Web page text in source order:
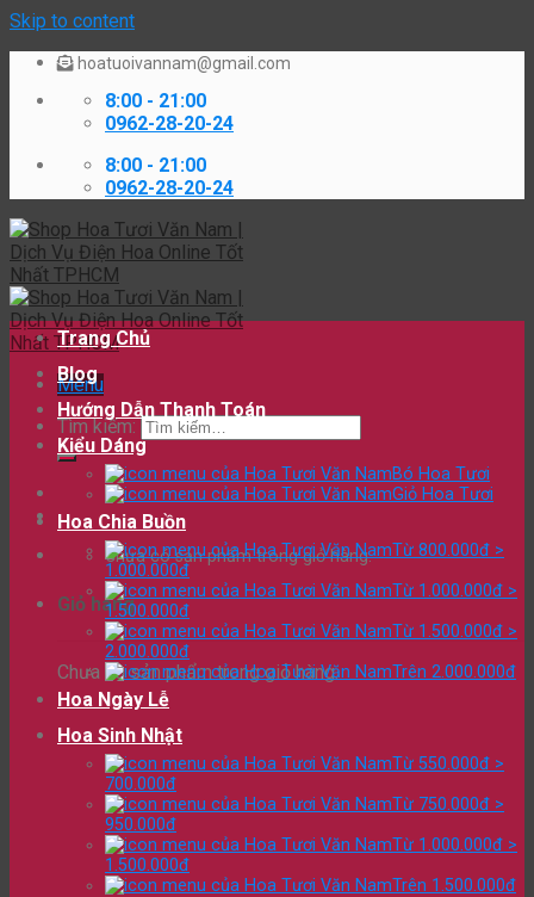
Skip to content
hoatuoivannam@gmail.com
8:00 - 21:00
0962-28-20-24
8:00 - 21:00
0962-28-20-24
Menu
Tìm kiếm:
Chưa có sản phẩm trong giỏ hàng.
Giỏ hàng
Chưa có sản phẩm trong giỏ hàng.
Trang Chủ
Blog
Hướng Dẫn Thanh Toán
Kiểu Dáng
Bó Hoa Tươi
Giỏ Hoa Tươi
Hoa Chia Buồn
Từ 800.000đ >
1.000.000đ
Từ 1.000.000đ >
1.500.000đ
Từ 1.500.000đ >
2.000.000đ
Trên 2.000.000đ
Hoa Ngày Lễ
Hoa Sinh Nhật
Từ 550.000đ >
700.000đ
Từ 750.000đ >
950.000đ
Từ 1.000.000đ >
1.500.000đ
Trên 1.500.000đ